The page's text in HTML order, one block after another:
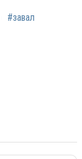
#завал